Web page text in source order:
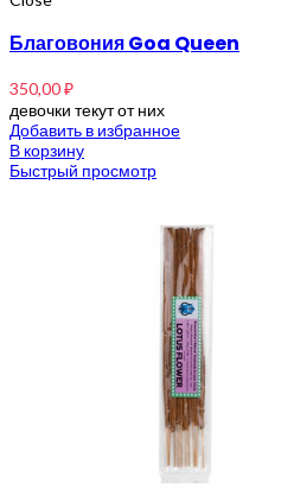
Благовония Goa Queen
350,00₽
девочки текут от них
Добавить в избранное
В корзину
Быстрый просмотр